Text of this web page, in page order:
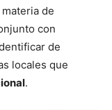
de
con
de
locales que
.